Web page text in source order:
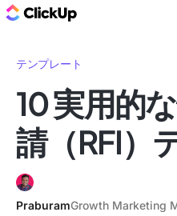
テンプレート
10 実用的
請（RFI）
PraburamGrowth Marketing